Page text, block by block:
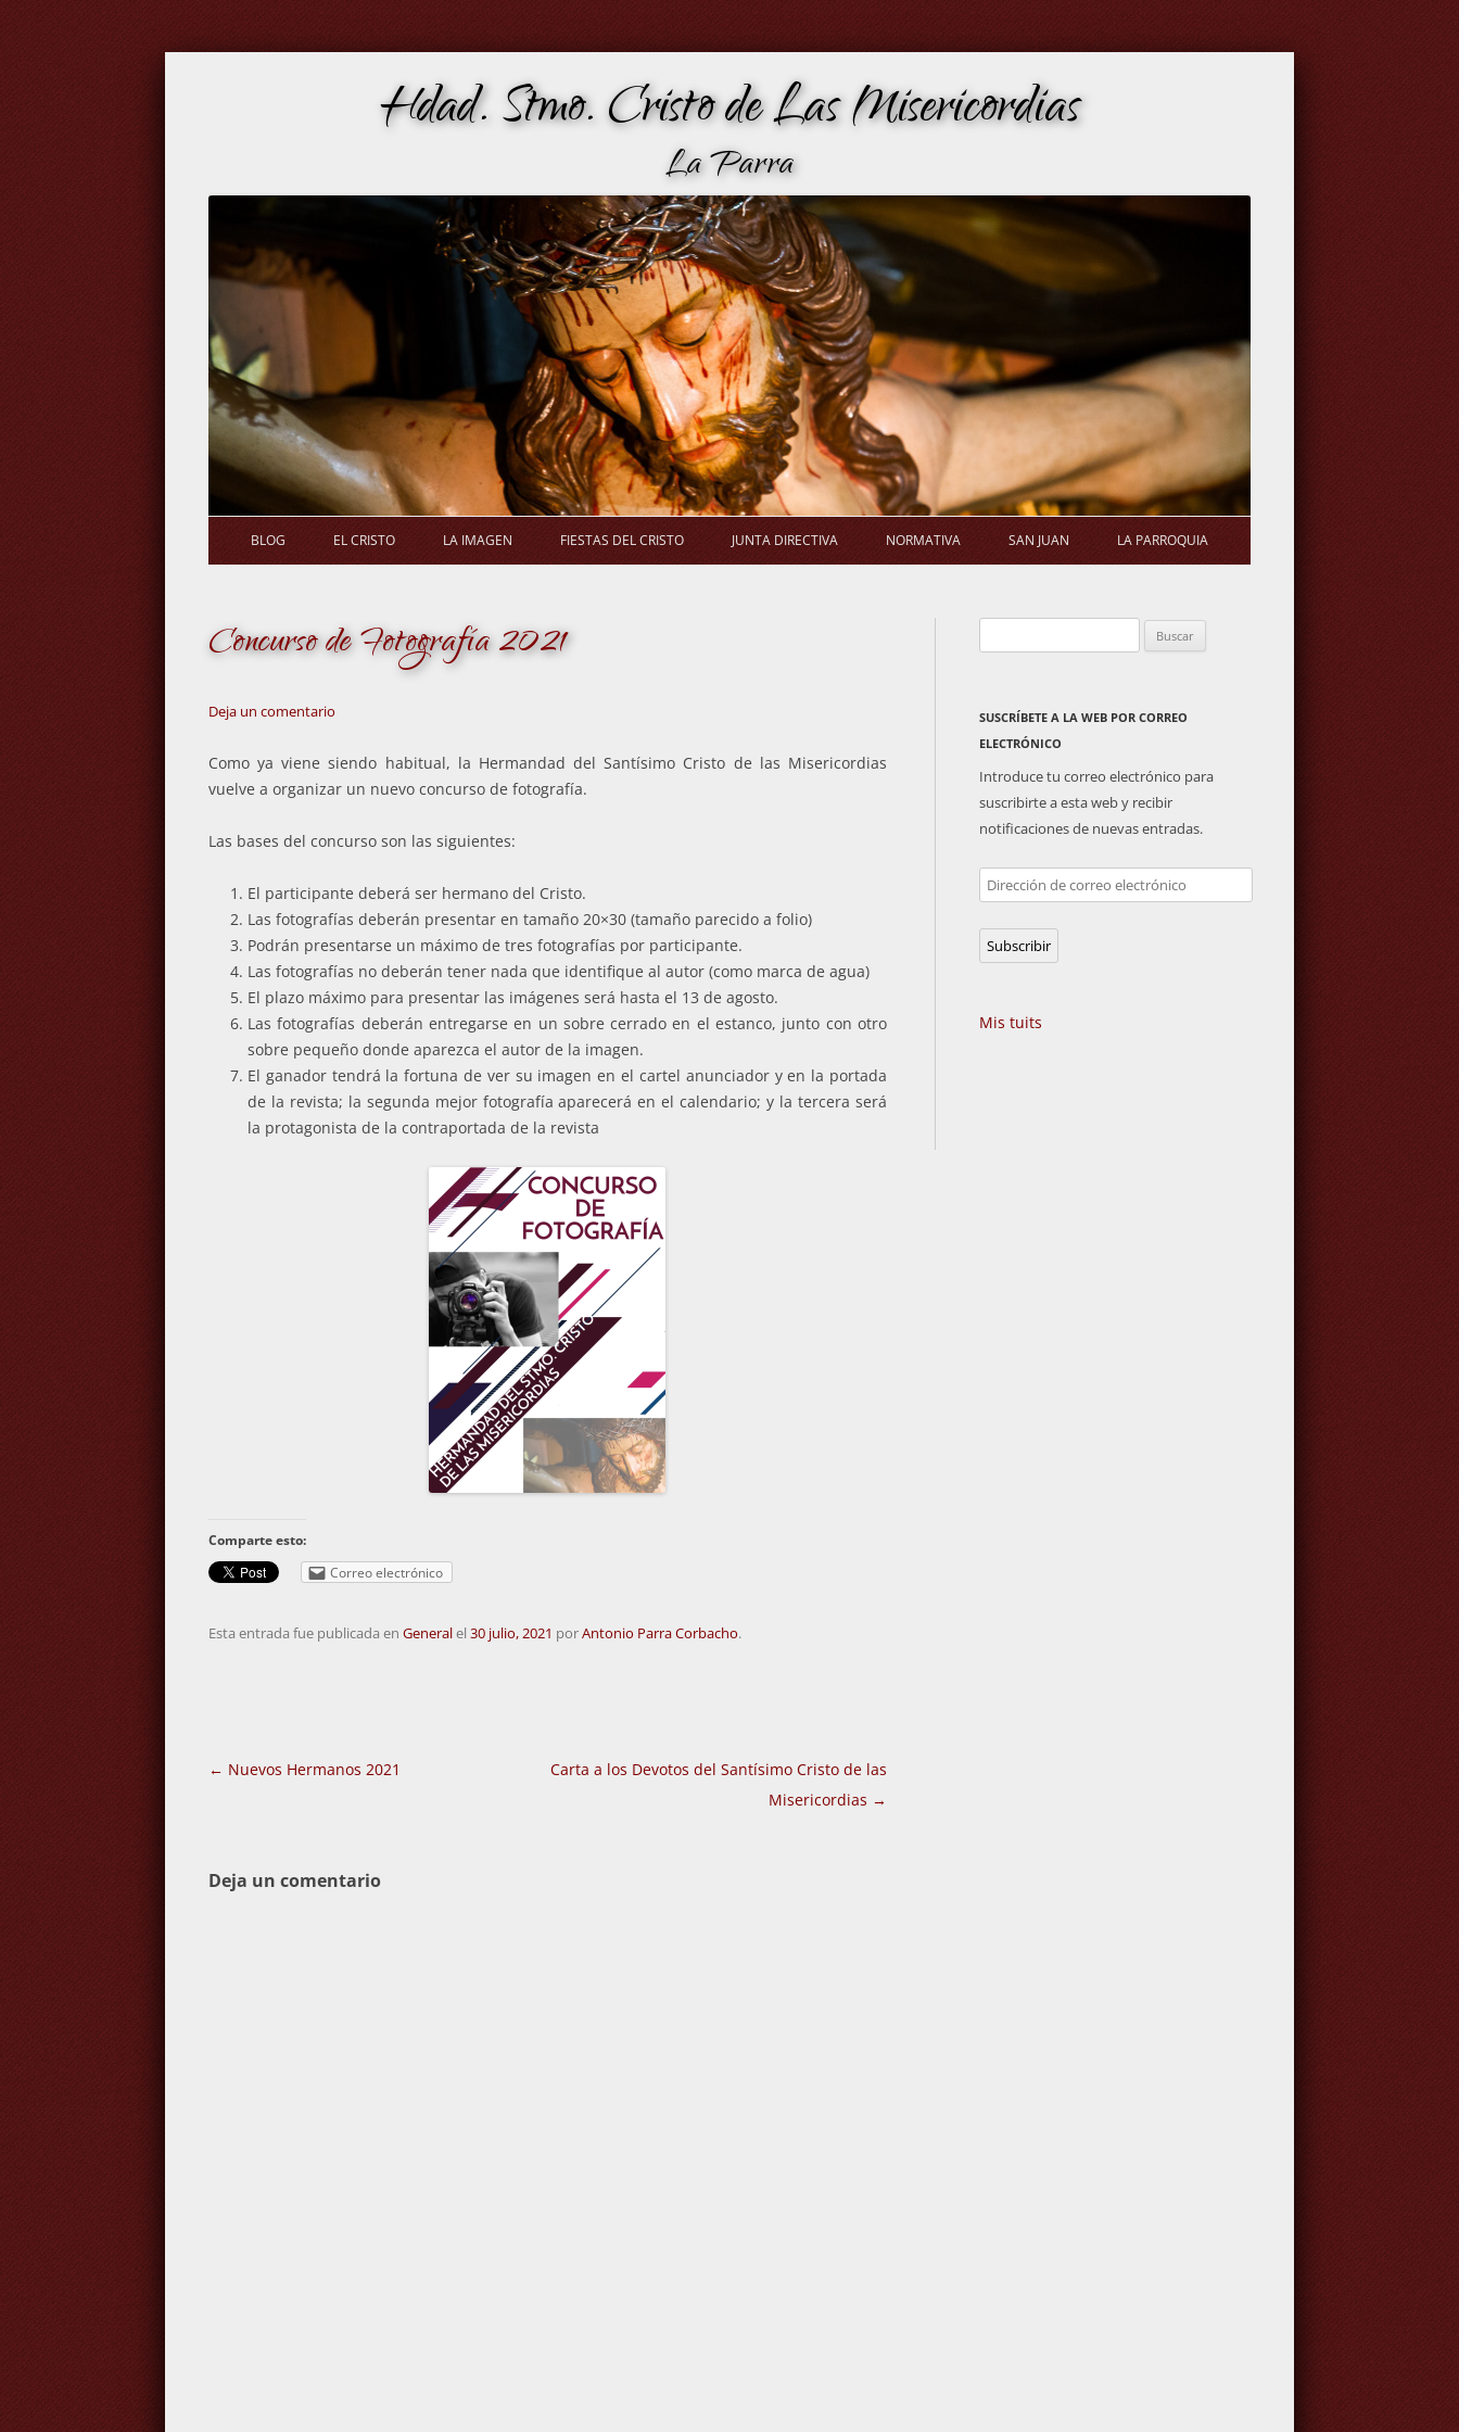
Hdad. Stmo. Cristo de Las Misericordias
La Parra
Saltar
al
contenido
BLOG EL CRISTO LA IMAGEN FIESTAS DEL CRISTO JUNTA DIRECTIVA NORMATIVA
GENERAL
SAN JUAN
PLAZA DE TOROS
LA PARROQUIA
ACTIVIDADES PARROQUIALES
Concurso de Fotografía 2021
Deja un comentario
Como ya viene siendo habitual, la Hermandad del Santísimo Cristo de las Misericordias
vuelve a organizar un nuevo concurso de fotografía.
Las bases del concurso son las siguientes:
El participante deberá ser hermano del Cristo.
Las fotografías deberán presentar en tamaño 20×30 (tamaño parecido a folio)
Podrán presentarse un máximo de tres fotografías por participante.
Las fotografías no deberán tener nada que identifique al autor (como marca de agua)
El plazo máximo para presentar las imágenes será hasta el 13 de agosto.
Las fotografías deberán entregarse en un sobre cerrado en el estanco, junto con otro
sobre pequeño donde aparezca el autor de la imagen.
El ganador tendrá la fortuna de ver su imagen en el cartel anunciador y en la portada
de la revista; la segunda mejor fotografía aparecerá en el calendario; y la tercera será
la protagonista de la contraportada de la revista
Comparte esto:
Correo electrónico
Esta entrada fue publicada en Generalel 30 julio, 2021 porAntonio Parra Corbacho.
Navegación
← Nuevos Hermanos 2021
Carta a los Devotos del Santísimo Cristo de las
Misericordias →
Deja un comentario
SUSCRÍBETE A LA WEB POR CORREO
ELECTRÓNICO
Introduce tu correo electrónico para
suscribirte a esta web y recibir
notificaciones de nuevas entradas.
Dirección
de
correo
electrónico
Subscribir
Mis tuits